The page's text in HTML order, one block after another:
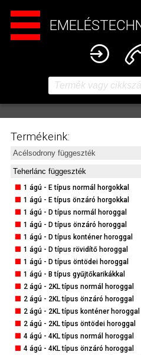
Termékeink:
Acélsodrony függeszték
1 ágú - A típus
1 ágú - 2PK típus
1 ágú - D típus normál horoggal
1 ágú - D típus önzáró horoggal
1 ágú - E típus normál horoggal
1 ágú - E típus önzáró horoggal
1 ágú - DG típus normál horoggal
1 ágú - DG típus önzáró horoggal
1 ágú - F típus - végtelenített
2 ágú - G típus normál horoggal
2 ágú - G típus önzáró horoggal
4 ágú - H típus normál horoggal
4 ágú - H típus önzáró horoggal
Teherlánc függeszték
1 ágú - E típus normál horgokkal
1 ágú - E típus önzáró horgokkal
1 ágú - D típus normál horoggal
1 ágú - D típus önzáró horoggal
1 ágú - D típus konténer horoggal
1 ágú - D típus rövidítő horoggal
1 ágú - D típus öntödei horoggal
1 ágú - B típus gyűjtőkarikákkal
2 ágú - 2KL típus normál horoggal
2 ágú - 2KL típus önzáró horoggal
2 ágú - 2KL típus konténer horoggal
2 ágú - 2KL típus öntödei horoggal
4 ágú - 4KL típus normál horoggal
4 ágú - 4KL típus önzáró horoggal